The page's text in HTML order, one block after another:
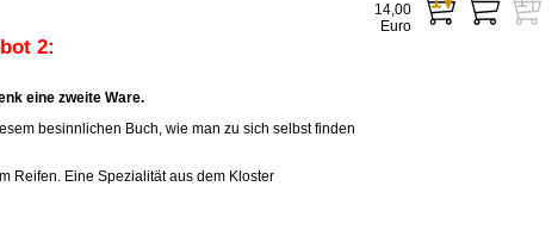
2:
eine zweite Ware.
besinnlichen Buch, wie man zu sich selbst finden
Reifen. Eine Spezialität aus dem Kloster
14,00
Euro